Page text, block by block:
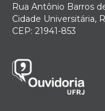
Rua Antônio Barros
Cidade Universitária,
CEP: 21941-853